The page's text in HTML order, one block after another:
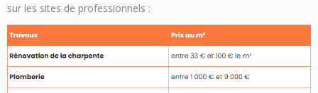
sur les sites de professionnels :